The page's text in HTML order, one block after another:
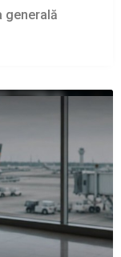
generală